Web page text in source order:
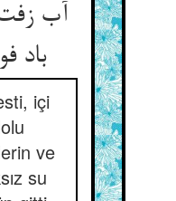
آب
باد فوق آب رفت‌‌
içi
ve
su